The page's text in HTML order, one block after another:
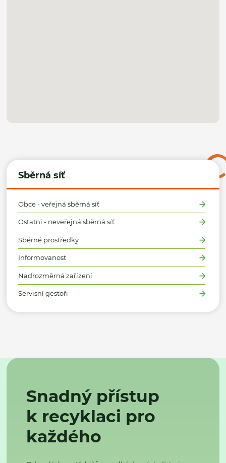
Sběrná síť
Obce - veřejná sběrná síť
Ostatní - neveřejná sběrná síť
Sběrné prostředky
Informovanost
Nadrozměrná zařízení
Servisní gestoři
Snadný přístup
k recyklaci pro
každého